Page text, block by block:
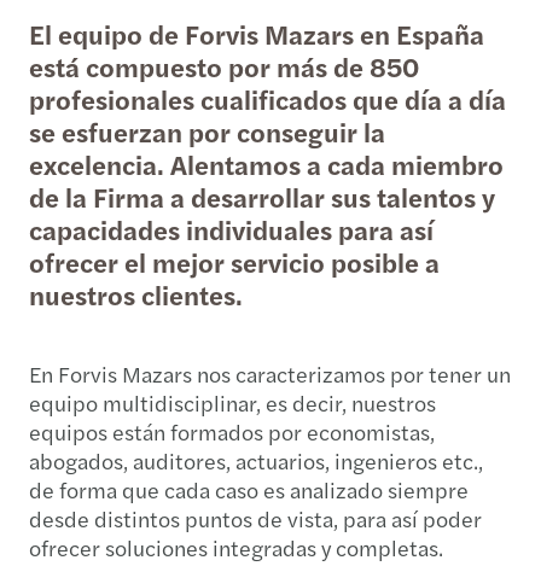
El equipo de Forvis Mazars en España
está compuesto por más de 850
profesionales cualificados que día a día
se esfuerzan por conseguir la
excelencia. Alentamos a cada miembro
de la Firma a desarrollar sus talentos y
capacidades individuales para así
ofrecer el mejor servicio posible a
nuestros clientes.
En Forvis Mazars nos caracterizamos por tener un
equipo multidisciplinar, es decir, nuestros
equipos están formados por economistas,
abogados, auditores, actuarios, ingenieros etc.,
de forma que cada caso es analizado siempre
desde distintos puntos de vista, para así poder
ofrecer soluciones integradas y completas.